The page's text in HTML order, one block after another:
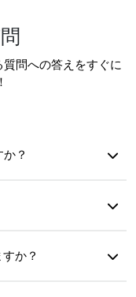
問への答えをすぐに
？
ことをお勧めしま
と速度が128kbpsに
か？